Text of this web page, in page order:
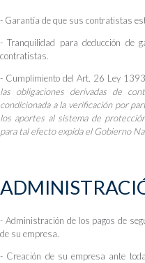
- Garantía de que sus contratistas
- Tranquilidad para deducción de
contratistas.
- Cumplimiento del Art. 26 Ley
las obligaciones derivadas de
condicionada a la verificación por
los aportes al sistema de
para tal efecto expida el Gobierno
- Administración de los pagos de
de su empresa.
- Creación de su empresa ante